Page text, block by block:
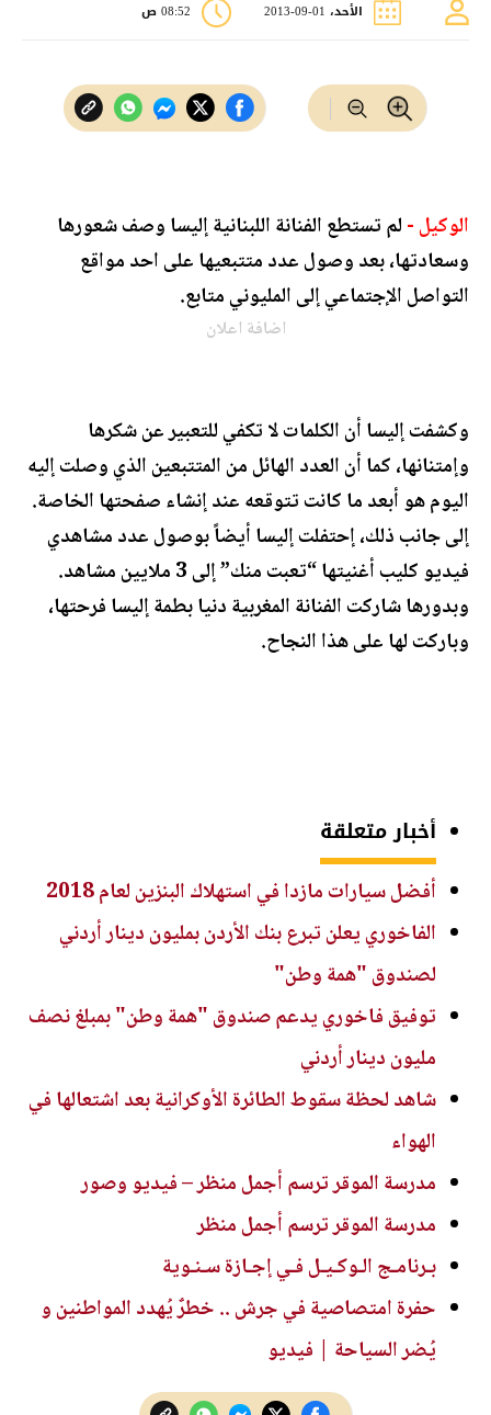
الأحد، 01-09-2013 08:52 ص
الوكيل -لم تستطع الفنانة اللبنانية إليسا وصف شعورها
وسعادتها، بعد وصول عدد متتبعيها على احد مواقع
التواصل الإجتماعي إلى المليوني متابع.
اضافة اعلان
وكشفت إليسا أن الكلمات لا تكفي للتعبير عن شكرها
وإمتنانها، كما أن العدد الهائل من المتتبعين الذي وصلت إليه
اليوم هو أبعد ما كانت تتوقعه عند إنشاء صفحتها الخاصة.
إلى جانب ذلك، إحتفلت إليسا أيضاً بوصول عدد مشاهدي
فيديو كليب أغنيتها “تعبت منك” إلى 3 ملايين مشاهد.
وبدورها شاركت الفنانة المغربية دنيا بطمة إليسا فرحتها،
وباركت لها على هذا النجاح.
أخبار متعلقة
أفضل سيارات مازدا في استهلاك البنزين لعام 2018
الفاخوري يعلن تبرع بنك الأردن بمليون دينار أردني
لصندوق "همة وطن"
توفيق فاخوري يدعم صندوق "همة وطن" بمبلغ نصف
مليون دينار أردني
شاهد لحظة سقوط الطائرة الأوكرانية بعد اشتعالها في
الهواء
مدرسة الموقر ترسم أجمل منظر – فيديو وصور
مدرسة الموقر ترسم أجمل منظر
بـرنامـج الـوكـيـل فـي إجـازة سـنـوية
حفرة امتصاصية في جرش .. خطرٌ يُهدد المواطنين و
يُضر السياحة | فيديو